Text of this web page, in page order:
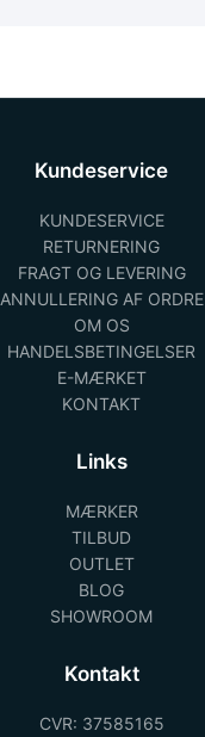
Kundeservice
KUNDESERVICE
RETURNERING
FRAGT OG LEVERING
ANNULLERING AF ORDRE
OM OS
HANDELSBETINGELSER
E-MÆRKET
KONTAKT
Links
MÆRKER
TILBUD
OUTLET
BLOG
SHOWROOM
Kontakt
CVR: 37585165